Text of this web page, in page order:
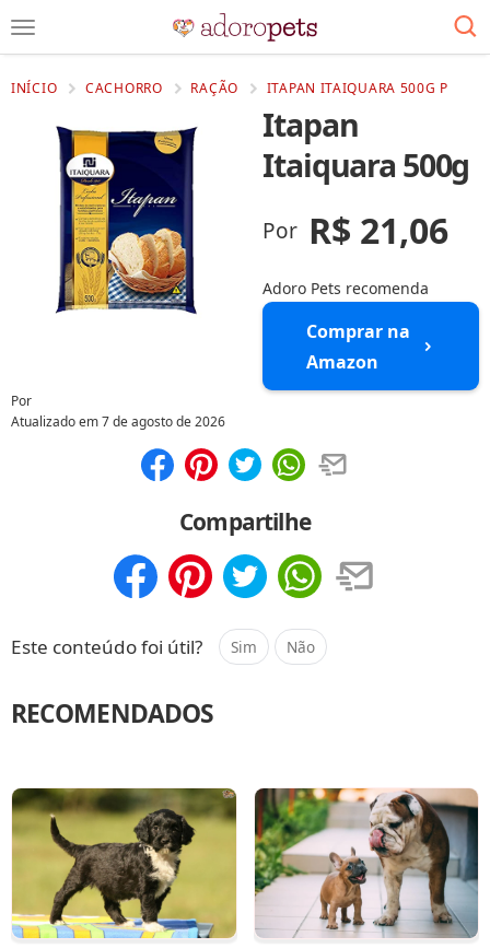
INÍCIO CACHORRO RAÇÃO ITAPAN ITAIQUARA 500G P
Itapan
Itaiquara 500g
Por R$ 21,06
Adoro Pets recomenda
Comprar na
Amazon
Por
Atualizado em7 de agosto de 2026
Compartilhe
Este conteúdo foi útil? Sim Não
RECOMENDADOS